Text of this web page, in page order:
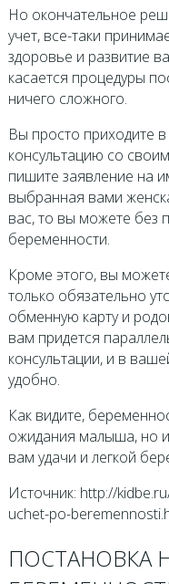
Но окончательное
учет, все-таки
здоровье и развитие
касается процедуры
ничего сложного.
Вы просто приходите
консультацию со
пишите заявление на
выбранная вами
вас, то вы можете без
беременности.
Кроме этого, вы
только обязательно
обменную карту и
вам придется
консультации, и в
удобно.
Как видите,
ожидания малыша, но
вам удачи и легкой
Источник: http://
uchet-po-
ПОСТАНОВКА